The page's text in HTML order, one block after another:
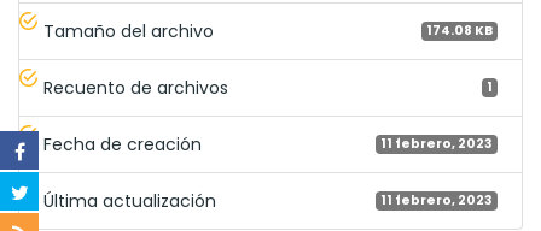
Tamaño del archivo 174.08 KB
Recuento de archivos 1
Fecha de creación 11 febrero, 2023
Última actualización 11 febrero, 2023